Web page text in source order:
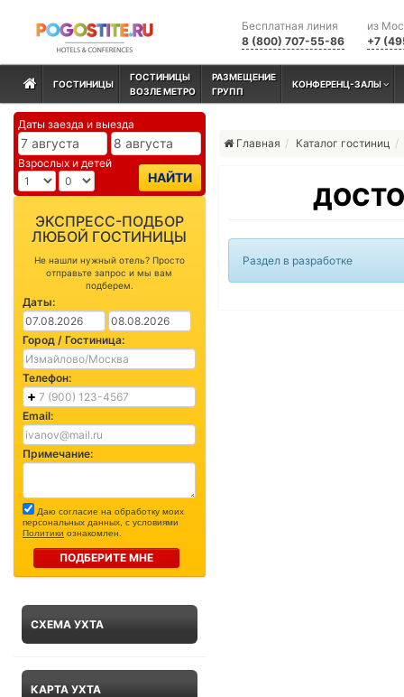
из
+7
Бесплатная линия
8 (800) 707-55-86
ГОСТИНИЦЫ
ГОСТИНИЦЫ
ВОЗЛЕ МЕТРО
РАЗМЕЩЕНИЕ
ГРУПП
КОНФЕРЕНЦ-ЗАЛЫ
Даты заезда и выезда
Взрослых и детей
НАЙТИ
ЭКСПРЕСС-ПОДБОР
ЛЮБОЙ ГОСТИНИЦЫ
Не нашли нужный отель? Просто
отправьте запрос и мы вам
подберем.
Даты:
Город / Гостиница:
Телефон:
Email:
Примечание:
Даю согласие на обработку моих
персональных данных, с условиями
Политики ознакомлен.
ПОДБЕРИТЕ МНЕ
СХЕМА УХТА
КАРТА УХТА
Главная Каталог гостиниц
Раздел в разработке